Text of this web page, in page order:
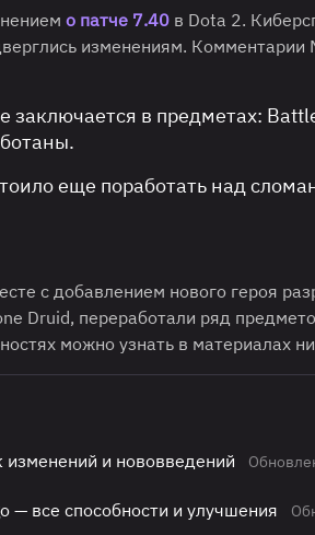
о патче 7.40 в Dota 2.
изменениям. Комментарии
в предметах:
еще поработать над
с добавлением нового героя
Druid, переработали ряд
можно узнать в материалах
и нововведений
все способности и улучшения